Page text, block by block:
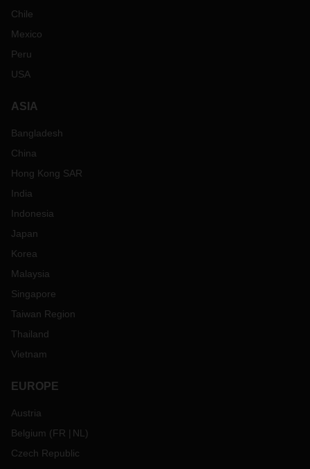
Chile
Mexico
Peru
USA
ASIA
Bangladesh
China
Hong Kong SAR
India
Indonesia
Japan
Korea
Malaysia
Singapore
Taiwan Region
Thailand
Vietnam
EUROPE
Austria
Belgium (FR NL )
Czech Republic